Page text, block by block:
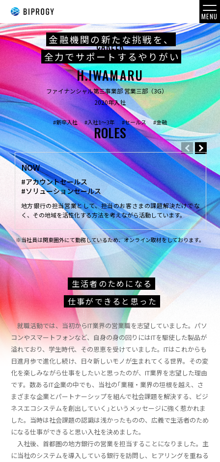
MENU
TOP_トップページ
VISION_ 描いてきた軌跡と、これから描く未来
MESSAGE_社長メッセージ
COMPANY_会社概況
BUSINESS_事業紹介
CAREER_変化を楽しむ社員のキャリア
WORK STYLE_変化に柔軟な働き方
WOMAN_女性のキャリア・活躍推進
RECRUITING_採用情報
27新卒ENTRY
28新卒ENTRY
キャリア採用
障害者採用
CAREER
キャリア紹介
金融機関の新たな挑戦を、
全力でサポートするやりがい
H.IWAMARU
ファイナンシャル第三事業部 営業三部（3G）
2020年入社
#新卒入社 #入社1～3年 #セールス #金融
ROLES
NOW
#アカウントセールス
#ソリューションセールス
地方銀行の担当営業として、担当のお客さまの課題解決だけでな
く、その地域を活性化する方法を考えながら活動しています。
#
#
提
き
※当社員は関東圏外にて勤務しているため、オンライン取材をしております。
生活者のためになる
仕事ができると思った
就職活動では、当初からIT業界の営業職を志望していました。パソ
コンやスマートフォンなど、自身の身の回りにはITを駆使した製品が
溢れており、学生時代、その恩恵を受けていました。ITはこれからも
日進月歩で進化し続け、日々新しいモノが生まれてくる世界。その変
化を楽しみながら仕事をしたいと思ったのが、IT業界を志望した理由
です。数あるIT企業の中でも、当社の｢業種・業界の垣根を越え、さ
まざまな企業とパートナーシップを組んで社会課題を解決する、ビジ
ネスエコシステムを創出していく｣というメッセージに強く惹かれま
した。当時は社会課題の認識は浅かったものの、広義で生活者のため
になる仕事ができると思い入社を決めました。
入社後、首都圏の地方銀行の営業を担当することになりました。主
に当社のシステムを導入している銀行を訪問し、ヒアリングを重ねる